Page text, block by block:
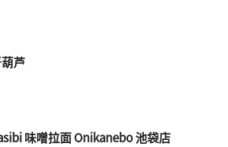
芦
味噌拉面 Onikanebo 池袋店